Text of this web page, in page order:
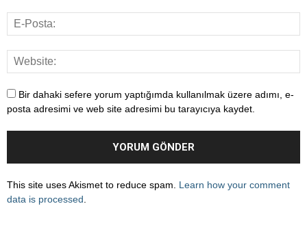
Bir dahaki sefere yorum yaptığımda kullanılmak üzere adımı, e-
posta adresimi ve web site adresimi bu tarayıcıya kaydet.
This site uses Akismet to reduce spam. Learn how your comment
data is processed